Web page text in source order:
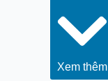
Xem thêm